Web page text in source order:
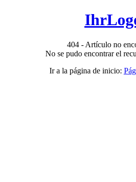
404 - Artículo no
No se pudo encontrar el
Ir a la página de inicio: